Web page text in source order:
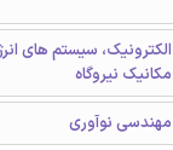
الکترونیک، سیستم های
مکانیک نیروگاه
مهندسی نوآوری